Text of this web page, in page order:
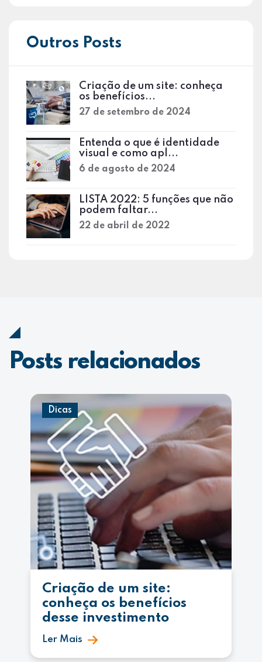
Outros Posts
Criação de um site: conheça
os benefícios...
27 de setembro de 2024
Entenda o que é identidade
visual e como apl...
6 de agosto de 2024
LISTA 2022: 5 funções que não
podem faltar...
22 de abril de 2022
Posts relacionados
Dicas
Criação de um site:
conheça os benefícios
desse investimento
Ler Mais